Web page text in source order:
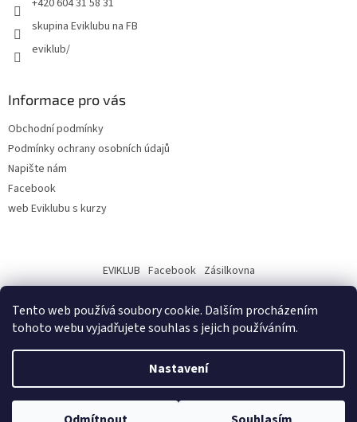
Tento web používá soubory cookie. Dalším procházením
tohoto webu vyjadřujete souhlas s jejich používáním.
Nastavení
skupina Eviklubu na FB
eviklub/
Informace pro vás
Obchodní podmínky
Podmínky ochrany osobních údajů
Napište nám
Facebook
web Eviklubu s kurzy
EVIKLUB Facebook Zásilkovna
Vytvořil Shoptet